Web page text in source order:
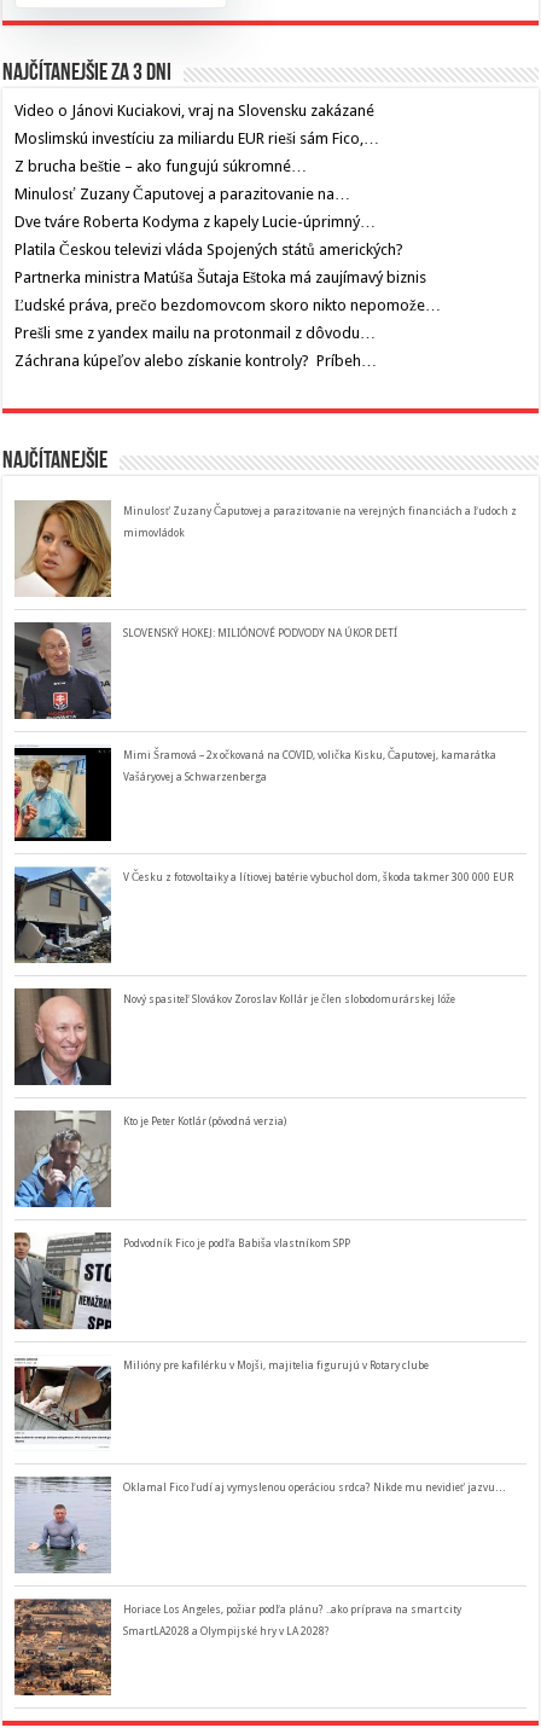
Najčítanejšie za 3 dni
Video o Jánovi Kuciakovi, vraj na Slovensku zakázané
Moslimskú investíciu za miliardu EUR rieši sám Fico,…
Z brucha beštie – ako fungujú súkromné…
Minulosť Zuzany Čaputovej a parazitovanie na…
Dve tváre Roberta Kodyma z kapely Lucie-úprimný…
Platila Českou televizi vláda Spojených států amerických?
Partnerka ministra Matúša Šutaja Eštoka má zaujímavý biznis
Ľudské práva, prečo bezdomovcom skoro nikto nepomože…
Prešli sme z yandex mailu na protonmail z dôvodu…
Záchrana kúpeľov alebo získanie kontroly? Príbeh…
Najčítanejšie
Minulosť Zuzany Čaputovej a parazitovanie na verejných financiách a ľudoch z
mimovládok
SLOVENSKÝ HOKEJ: MILIÓNOVÉ PODVODY NA ÚKOR DETÍ
Mimi Šramová – 2x očkovaná na COVID, volička Kisku, Čaputovej, kamarátka
Vašáryovej a Schwarzenberga
V Česku z fotovoltaiky a lítiovej batérie vybuchol dom, škoda takmer 300 000 EUR
Nový spasiteľ Slovákov Zoroslav Kollár je člen slobodomurárskej lóže
Kto je Peter Kotlár (pôvodná verzia)
Podvodník Fico je podľa Babiša vlastníkom SPP
Milióny pre kafilérku v Mojši, majitelia figurujú v Rotary clube
Oklamal Fico ľudí aj vymyslenou operáciou srdca? Nikde mu nevidieť jazvu…
Horiace Los Angeles, požiar podľa plánu? ..ako príprava na smart city
SmartLA2028 a Olympijské hry v LA 2028?